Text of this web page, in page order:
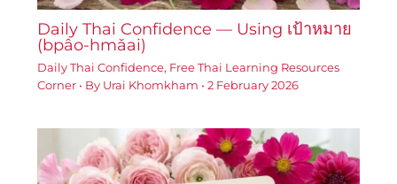
Daily Thai Confidence — Using เป้าหมาย
(bpâo-hmǎai)
Daily Thai Confidence, Free Thai Learning Resources
Corner• By Urai Khomkham • 2 February 2026